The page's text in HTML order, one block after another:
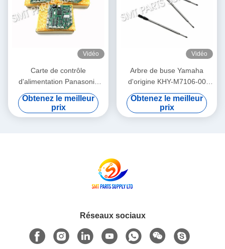
Vidéo
Carte de contrôle
d'alimentation Panasonic
N610032084AA /
KXF0DWTHA00 (MC12CX-
5) – Pour alimentateurs
Obtenez le meilleur
prix
Vidéo
Arbre de buse Yamaha
d'origine KHY-M7106-00
pour machine de placement
et de dépose SMT YS12 /
YS24 / YG12F
Obtenez le meilleur
prix
Réseaux sociaux